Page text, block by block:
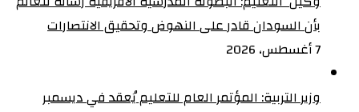
بأن السودان قادر على النهوض وتحقيق الانتصارات
7 أغسطس، 2026
وزير التربية: المؤتمر العام للتعليم يُعقد في ديسمبر